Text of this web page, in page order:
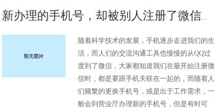
随着科学技术的发展，手机逐步走进我们的生
活，而人们的交流沟通工具也慢慢的从QQ过
度到了微信，大家都知道我们在最开始注册微
信时，都是要跟手机关联在一起的，而随着人
们频繁的更换手机号，或是出于工作需求，一
般会到营业厅办理新的手机号，但是有时可